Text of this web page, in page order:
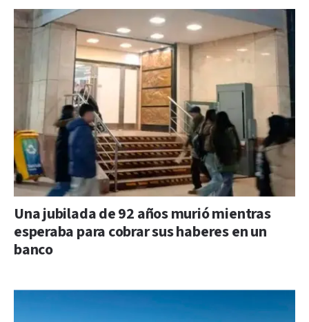
Una jubilada de 92 años murió mientras
esperaba para cobrar sus haberes en un
banco